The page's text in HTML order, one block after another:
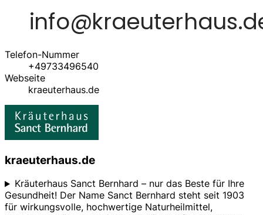
Telefon-Nummer
+49733496540
Webseite
kraeuterhaus.de
kraeuterhaus.de
Kräuterhaus Sanct Bernhard – nur das Beste für Ihre
Gesundheit! Der Name Sanct Bernhard steht seit 1903
für wirkungsvolle, hochwertige Naturheilmittel,